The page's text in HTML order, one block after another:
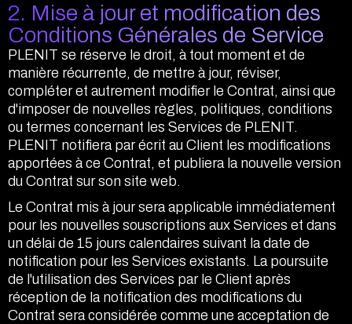
2. Mise à jour et modification des
Conditions Générales de Service
PLENIT se réserve le droit, à tout moment et de
manière récurrente, de mettre à jour, réviser,
compléter et autrement modifier le Contrat, ainsi que
d'imposer de nouvelles règles, politiques, conditions
ou termes concernant les Services de PLENIT.
PLENIT notifiera par écrit au Client les modifications
apportées à ce Contrat, et publiera la nouvelle version
du Contrat sur son site web.
Le Contrat mis à jour sera applicable immédiatement
pour les nouvelles souscriptions aux Services et dans
un délai de 15 jours calendaires suivant la date de
notification pour les Services existants. La poursuite
de l'utilisation des Services par le Client après
réception de la notification des modifications du
Contrat sera considérée comme une acceptation de